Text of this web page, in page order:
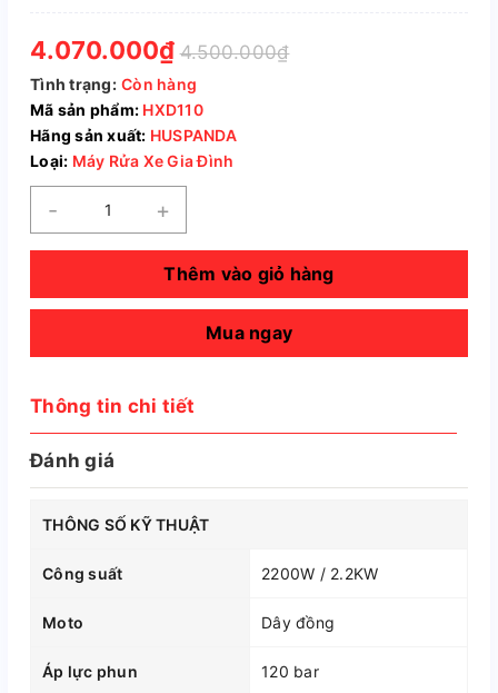
4.070.000₫ 4.500.000₫
Tình trạng: Còn hàng
Mã sản phẩm: HXD110
Hãng sản xuất: HUSPANDA
Loại: Máy Rửa Xe Gia Đình
- +
Thêm vào giỏ hàng
Mua ngay
Thông tin chi tiết
Đánh giá
THÔNG SỐ KỸ THUẬT
Công suất 2200W / 2.2KW
Moto Dây đồng
Áp lực phun 120 bar